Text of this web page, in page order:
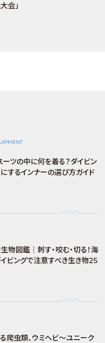
会」
ーツの中に何を着る？ダイビン
するインナーの選び方ガイド
物図鑑｜刺す・咬む・切る！海
ビングで注意すべき生き物25
爬虫類、ウミヘビ～ユニーク